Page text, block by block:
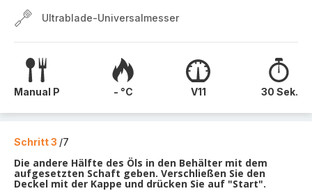
Ultrablade-Universalmesser
Manual P - °C V11 30 Sek.
Schritt 3 /7
Die andere Hälfte des Öls in den Behälter mit dem
aufgesetzten Schaft geben. Verschließen Sie den
Deckel mit der Kappe und drücken Sie auf "Start".